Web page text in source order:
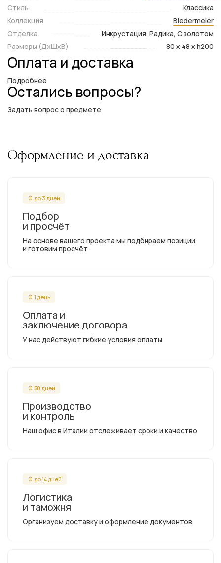
Стиль
Классика
Коллекция
Biedermeier
Отделка
Инкрустация, Радика, С золотом
Размеры (ДxШxВ)
80 x 48 x h200
Оплата и доставка
Подробнее
Остались вопросы?
Задать вопрос о предмете
Оформление и доставка
до 3 дней
Подбор
и просчёт
На основе вашего проекта мы подбираем позиции
и готовим просчёт
1 день
Оплата и
заключение договора
У нас действуют гибкие условия оплаты
50 дней
Производство
и контроль
Наш офис в Италии отслеживает сроки и качество
до 14 дней
Логистика
и таможня
Организуем доставку и оформление документов